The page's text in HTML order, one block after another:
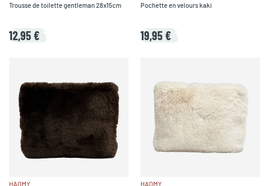
Trousse de toilette gentleman 28x15cm
12,95 €
Pochette en velours kaki
19,95 €
HAOMY HAOMY